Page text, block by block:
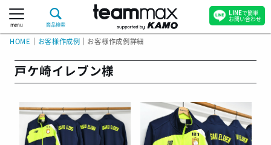
menu 商品検索
HOME お客様作成例 お客様作成例詳細
戸ケ崎イレブン様
LINEで簡単
お問い合わせ